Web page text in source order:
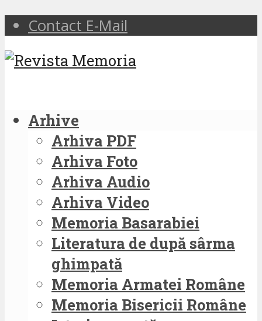
Contact E-Mail
Arhive
Arhiva PDF
Arhiva Foto
Arhiva Audio
Arhiva Video
Memoria Basarabiei
Literatura de după sârma
ghimpată
Memoria Armatei Române
Memoria Bisericii Române